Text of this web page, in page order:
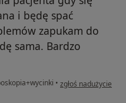
i będę spać
zapukam do
sama. Bardzo
• w opinii
zgłoś nadużycie